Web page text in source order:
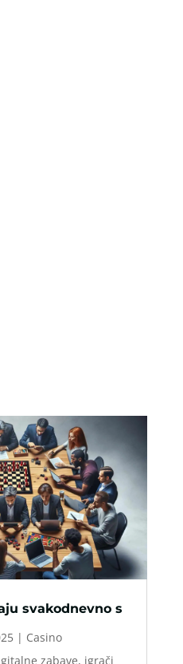
svakodnevno s
| Casino
zabave, igrači